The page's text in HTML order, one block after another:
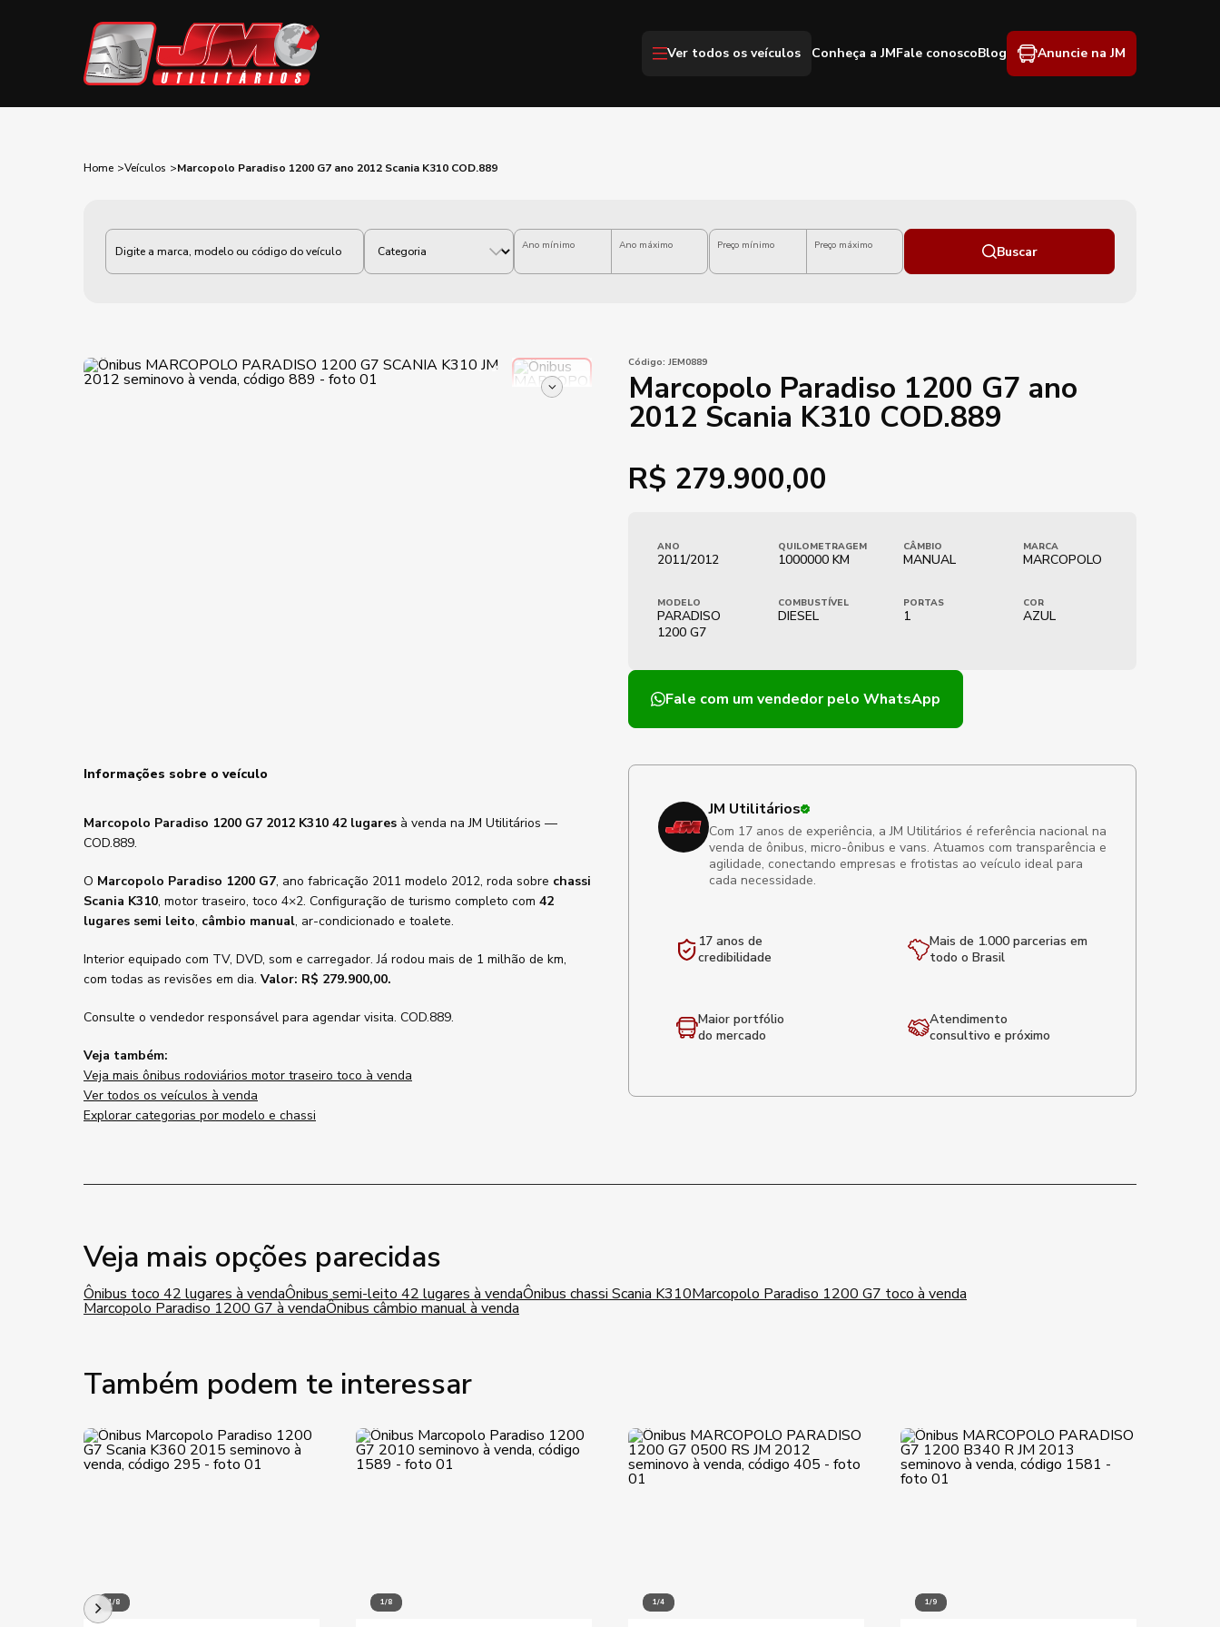
Ver todos os veículos Conheça a JMFale conoscoBlog Anuncie na JM
Home Veículos Marcopolo Paradiso 1200 G7 ano 2012 Scania K310 COD.889
Categoria Ano mínimo Ano máximo Preço mínimo Preço máximo Buscar
Código: JEM0889
Marcopolo Paradiso 1200 G7 ano
2012 Scania K310 COD.889
R$ 279.900,00
ANO
2011/2012
QUILOMETRAGEM
1000000 KM
CÂMBIO
MANUAL
MARCA
MARCOPOLO
MODELO
PARADISO
1200 G7
COMBUSTÍVEL
DIESEL
PORTAS
1
COR
AZUL
Fale com um vendedorpelo WhatsApp
Informações sobre o veículo
Marcopolo Paradiso 1200 G7 2012 K310 42 lugares à venda na JM Utilitários —
COD.889.
O Marcopolo Paradiso 1200 G7, ano fabricação 2011 modelo 2012, roda sobre chassi
Scania K310, motor traseiro, toco 4×2. Configuração de turismo completo com 42
lugares semi leito, câmbio manual, ar-condicionado e toalete.
Interior equipado com TV, DVD, som e carregador. Já rodou mais de 1 milhão de km,
com todas as revisões em dia. Valor: R$ 279.900,00.
Consulte o vendedor responsável para agendar visita. COD.889.
Veja também:
Veja mais ônibus rodoviários motor traseiro toco à venda
Ver todos os veículos à venda
Explorar categorias por modelo e chassi
JM Utilitários
Com 17 anos de experiência, a JM Utilitários é referência nacional na
venda de ônibus, micro-ônibus e vans. Atuamos com transparência e
agilidade, conectando empresas e frotistas ao veículo ideal para
cada necessidade.
17 anos de
credibilidade
Mais de 1.000 parcerias em
todo o Brasil
Maior portfólio
do mercado
Atendimento
consultivo e próximo
Veja mais opções parecidas
Ônibus toco 42 lugares à vendaÔnibus semi-leito 42 lugares à vendaÔnibus chassi Scania K310Marcopolo Paradiso 1200 G7 toco à venda
Marcopolo Paradiso 1200 G7 à vendaÔnibus câmbio manual à venda
Também podem te interessar
1/8 1/8 1/4 1/9